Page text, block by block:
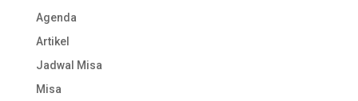
Agenda
Artikel
Jadwal Misa
Misa